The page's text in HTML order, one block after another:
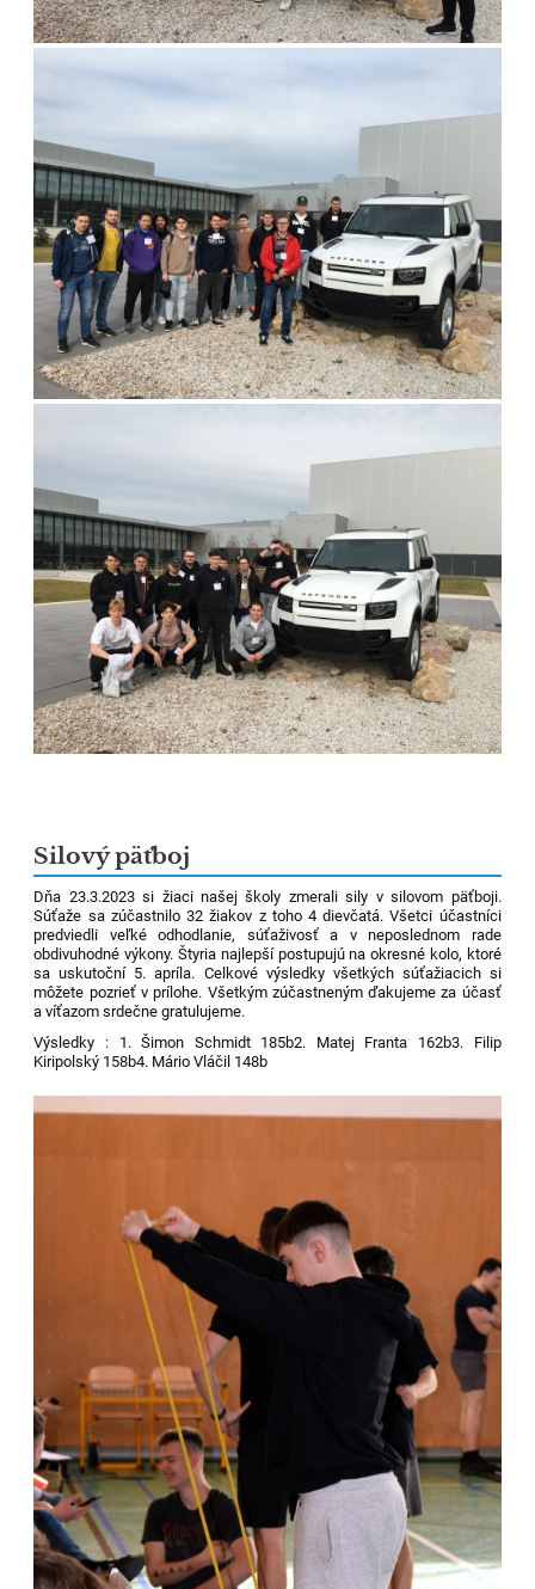
Silový päťboj
Dňa 23.3.2023 si žiaci našej školy zmerali sily v silovom päťboji.
Súťaže sa zúčastnilo 32 žiakov z toho 4 dievčatá. Všetci účastníci
predviedli veľké odhodlanie, súťaživosť a v neposlednom rade
obdivuhodné výkony. Štyria najlepší postupujú na okresné kolo, ktoré
sa uskutoční 5. apríla. Celkové výsledky všetkých súťažiacich si
môžete pozrieť v prílohe. Všetkým zúčastneným ďakujeme za účasť
a víťazom srdečne gratulujeme.
Výsledky : 1. Šimon Schmidt 185b2. Matej Franta 162b3. Filip
Kiripolský 158b4. Mário Vláčil 148b